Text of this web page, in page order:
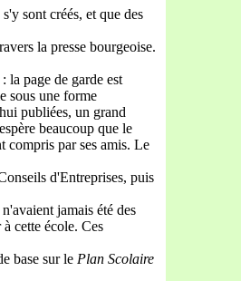
sont créés, et que des
la presse bourgeoise.
la page de garde est
sous une forme
publiées, un grand
beaucoup que le
compris par ses amis. Le
d'Entreprises, puis
jamais été des
cette école. Ces
base sur le Plan Scolaire